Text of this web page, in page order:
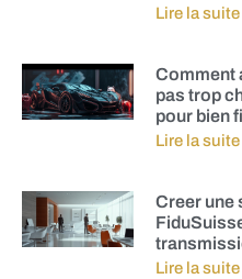
Lire la suite
Comment
pas trop
pour bien
Lire la suite
Creer une
Lire la suite